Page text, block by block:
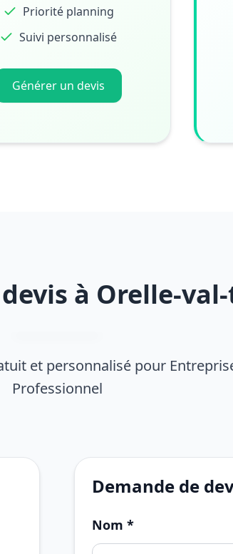
Priorité planning
Suivi personnalisé
Générer un devis
à Orelle-
et personnalisé pour
Professionnel
Demande de
Nom *